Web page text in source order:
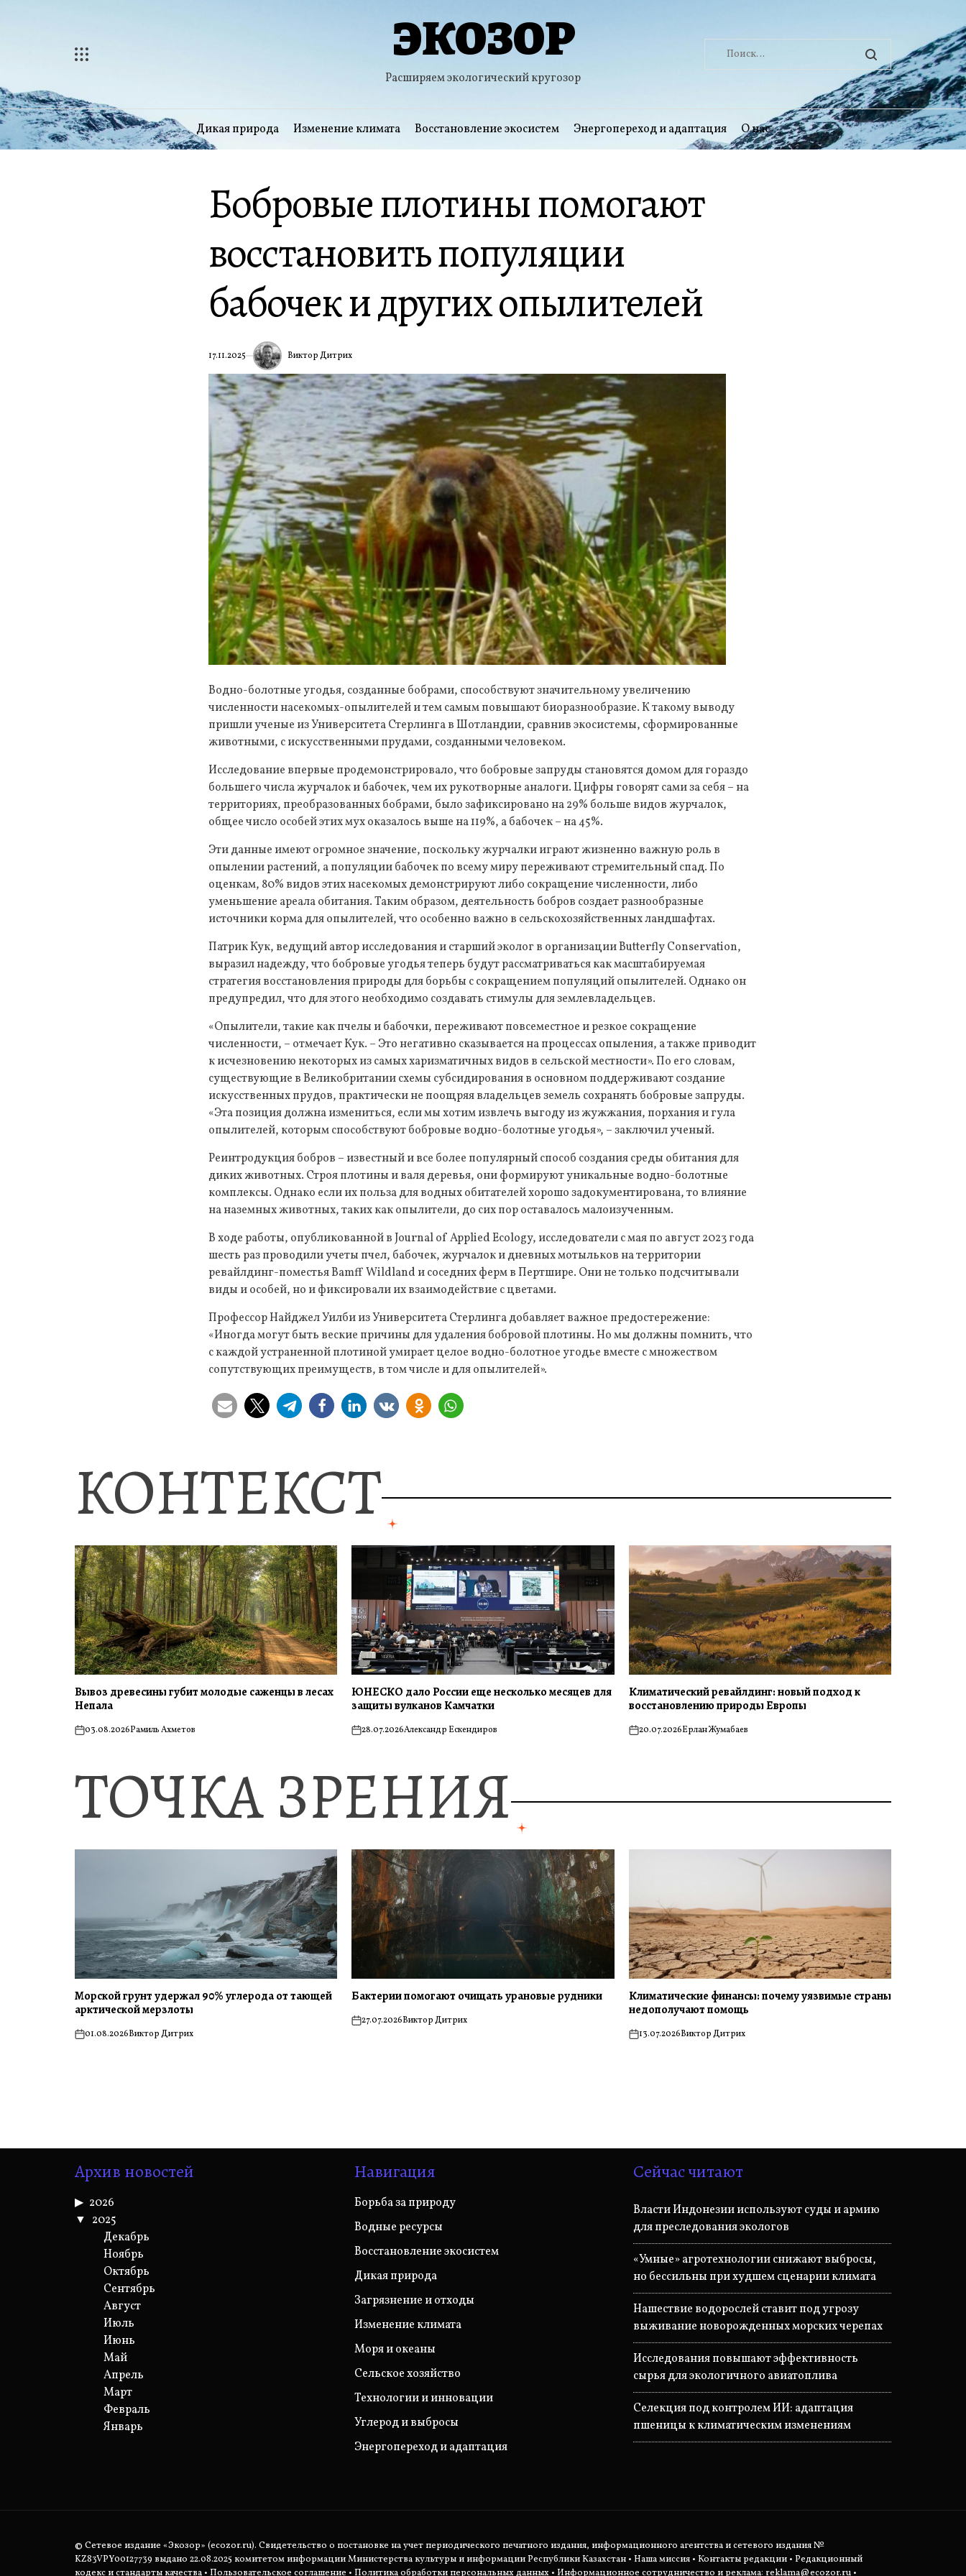
ЭКОЗОР
Расширяем экологический кругозор
Найти:
Дикая природа Изменение климата Восстановление экосистем Энергопереход и адаптация О нас
Бобровые плотины помогают
восстановить популяции
бабочек и других опылителей
17.11.2025 Виктор Дитрих
Водно-болотные угодья, созданные бобрами, способствуют значительному увеличению
численности насекомых-опылителей и тем самым повышают биоразнообразие. К такому выводу
пришли ученые из Университета Стерлинга в Шотландии, сравнив экосистемы, сформированные
животными, с искусственными прудами, созданными человеком.
Исследование впервые продемонстрировало, что бобровые запруды становятся домом для гораздо
большего числа журчалок и бабочек, чем их рукотворные аналоги. Цифры говорят сами за себя – на
территориях, преобразованных бобрами, было зафиксировано на 29% больше видов журчалок,
общее число особей этих мух оказалось выше на 119%, а бабочек – на 45%.
Эти данные имеют огромное значение, поскольку журчалки играют жизненно важную роль в
опылении растений, а популяции бабочек по всему миру переживают стремительный спад. По
оценкам, 80% видов этих насекомых демонстрируют либо сокращение численности, либо
уменьшение ареала обитания. Таким образом, деятельность бобров создает разнообразные
источники корма для опылителей, что особенно важно в сельскохозяйственных ландшафтах.
Патрик Кук, ведущий автор исследования и старший эколог в организации Butterfly Conservation,
выразил надежду, что бобровые угодья теперь будут рассматриваться как масштабируемая
стратегия восстановления природы для борьбы с сокращением популяций опылителей. Однако он
предупредил, что для этого необходимо создавать стимулы для землевладельцев.
«Опылители, такие как пчелы и бабочки, переживают повсеместное и резкое сокращение
численности, – отмечает Кук. – Это негативно сказывается на процессах опыления, а также приводит
к исчезновению некоторых из самых харизматичных видов в сельской местности». По его словам,
существующие в Великобритании схемы субсидирования в основном поддерживают создание
искусственных прудов, практически не поощряя владельцев земель сохранять бобровые запруды.
«Эта позиция должна измениться, если мы хотим извлечь выгоду из жужжания, порхания и гула
опылителей, которым способствуют бобровые водно-болотные угодья», – заключил ученый.
Реинтродукция бобров – известный и все более популярный способ создания среды обитания для
диких животных. Строя плотины и валя деревья, они формируют уникальные водно-болотные
комплексы. Однако если их польза для водных обитателей хорошо задокументирована, то влияние
на наземных животных, таких как опылители, до сих пор оставалось малоизученным.
В ходе работы, опубликованной в Journal of Applied Ecology, исследователи с мая по август 2023 года
шесть раз проводили учеты пчел, бабочек, журчалок и дневных мотыльков на территории
ревайлдинг-поместья Bamff Wildland и соседних ферм в Пертшире. Они не только подсчитывали
виды и особей, но и фиксировали их взаимодействие с цветами.
Профессор Найджел Уилби из Университета Стерлинга добавляет важное предостережение:
«Иногда могут быть веские причины для удаления бобровой плотины. Но мы должны помнить, что
с каждой устраненной плотиной умирает целое водно-болотное угодье вместе с множеством
сопутствующих преимуществ, в том числе и для опылителей».
КОНТЕКСТ
Вывоз древесины губит молодые саженцы в лесах
Непала
on03.08.2026Рамиль Ахметов
ЮНЕСКО дало России еще несколько месяцев для
защиты вулканов Камчатки
on28.07.2026Александр Ескендиров
Климатический ревайлдинг: новый подход к
восстановлению природы Европы
on20.07.2026Ерлан Жумабаев
ТОЧКА ЗРЕНИЯ
Морской грунт удержал 90% углерода от тающей
арктической мерзлоты
on01.08.2026Виктор Дитрих
Бактерии помогают очищать урановые рудники
on27.07.2026Виктор Дитрих
Климатические финансы: почему уязвимые страны
недополучают помощь
on13.07.2026Виктор Дитрих
Архив новостей
2026
2025
Декабрь
Ноябрь
Октябрь
Сентябрь
Август
Июль
Июнь
Май
Апрель
Март
Февраль
Январь
Навигация
Борьба за природу
Водные ресурсы
Восстановление экосистем
Дикая природа
Загрязнение и отходы
Изменение климата
Моря и океаны
Сельское хозяйство
Технологии и инновации
Углерод и выбросы
Энергопереход и адаптация
Сейчас читают
Власти Индонезии используют суды и армию
для преследования экологов
«Умные» агротехнологии снижают выбросы,
но бессильны при худшем сценарии климата
Нашествие водорослей ставит под угрозу
выживание новорожденных морских черепах
Исследования повышают эффективность
сырья для экологичного авиатоплива
Селекция под контролем ИИ: адаптация
пшеницы к климатическим изменениям
© Сетевое издание «Экозор» (ecozor.ru). Свидетельство о постановке на учет периодического печатного издания, информационного агентства и сетевого издания №
KZ83VPY00127739 выдано 22.08.2025 комитетом информации Министерства культуры и информации Республики Казахстан •Наша миссия •Контакты редакции •Редакционный
кодекс и стандарты качества •Пользовательское соглашение •Политика обработки персональных данных • Информационное сотрудничество и реклама:reklama@ecozor.ru •